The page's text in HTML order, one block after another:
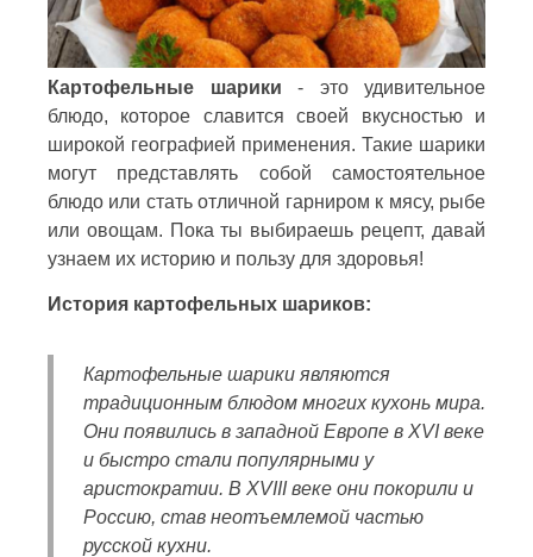
Картофельные шарики - это удивительное
блюдо, которое славится своей вкусностью и
широкой географией применения. Такие шарики
могут представлять собой самостоятельное
блюдо или стать отличной гарниром к мясу, рыбе
или овощам. Пока ты выбираешь рецепт, давай
узнаем их историю и пользу для здоровья!
История картофельных шариков:
Картофельные шарики являются
традиционным блюдом многих кухонь мира.
Они появились в западной Европе в XVI веке
и быстро стали популярными у
аристократии. В XVIII веке они покорили и
Россию, став неотъемлемой частью
русской кухни.